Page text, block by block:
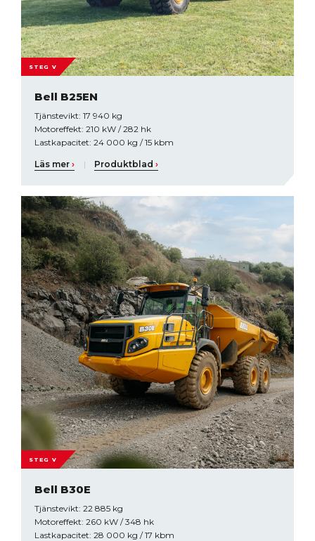
STEG V
Bell B25EN
Tjänstevikt: 17 940 kg
Motoreffekt: 210 kW / 282 hk
Lastkapacitet: 24 000 kg / 15 kbm
Läs mer › | Produktblad›
STEG V
Bell B30E
Tjänstevikt: 22 885 kg
Motoreffekt: 260 kW / 348 hk
Lastkapacitet: 28 000 kg / 17 kbm